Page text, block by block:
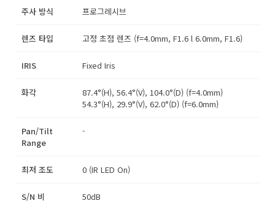
주사 방식 프로그레시브
렌즈 타입 고정 초점 렌즈 (f=4.0mm, F1.6 l 6.0mm, F1.6)
IRIS Fixed Iris
화각
87.4°(H), 56.4°(V), 104.0°(D) (f=4.0mm)
54.3°(H), 29.9°(V), 62.0°(D) (f=6.0mm)
Pan/Tilt
Range
-
최저 조도 0 (IR LED On)
S/N 비 50dB